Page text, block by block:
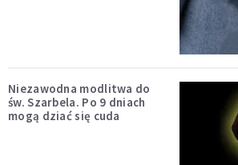
Niezawodna modlitwa do
św. Szarbela. Po 9 dniach
mogą dziać się cuda